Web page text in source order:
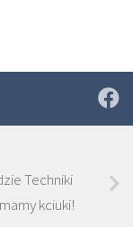
Techniki
kciuki!